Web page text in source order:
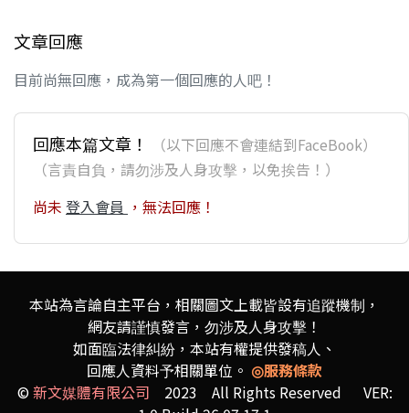
文章回應
目前尚無回應，成為第一個回應的人吧！
回應本篇文章！
（以下回應不會連結到FaceBook）
（言責自負，請勿涉及人身攻擊，以免挨告！）
尚未 登入會員 ，無法回應！
本站為言論自主平台，相關圖文上載皆設有追蹤機制，
網友請謹慎發言，勿涉及人身攻擊！
如面臨法律糾紛，本站有權提供發稿人、
回應人資料予相關單位。 ◎服務條款
©新文媒體有限公司 2023 All Rights Reserved VER: